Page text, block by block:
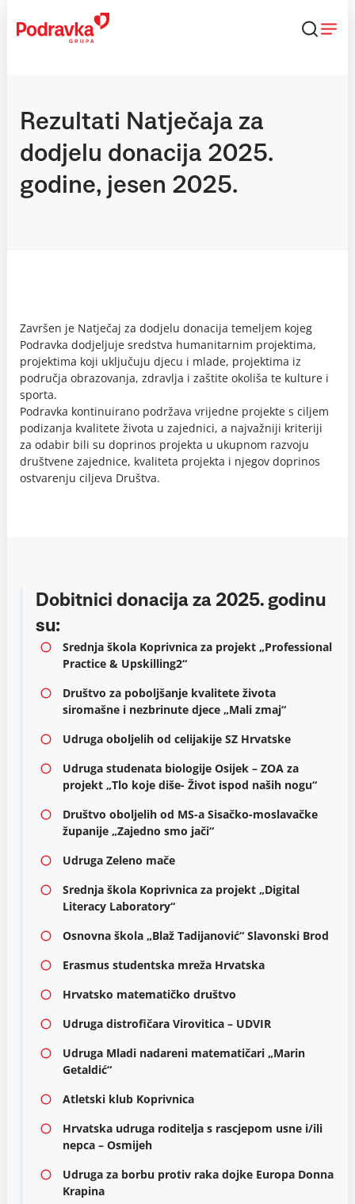
content
Rezultati Natječaja za
dodjelu donacija 2025.
godine, jesen 2025.
Završen je Natječaj za dodjelu donacija temeljem kojeg
Podravka dodjeljuje sredstva humanitarnim projektima,
projektima koji uključuju djecu i mlade, projektima iz
područja obrazovanja, zdravlja i zaštite okoliša te kulture i
sporta.
Podravka kontinuirano podržava vrijedne projekte s ciljem
podizanja kvalitete života u zajednici, a najvažniji kriteriji
za odabir bili su doprinos projekta u ukupnom razvoju
društvene zajednice, kvaliteta projekta i njegov doprinos
ostvarenju ciljeva Društva.
Dobitnici donacija za 2025. godinu
su:
Srednja škola Koprivnica za projekt „Professional
Practice & Upskilling2“
Društvo za poboljšanje kvalitete života
siromašne i nezbrinute djece „Mali zmaj“
Udruga oboljelih od celijakije SZ Hrvatske
Udruga studenata biologije Osijek – ZOA za
projekt „Tlo koje diše- Život ispod naših nogu“
Društvo oboljelih od MS-a Sisačko-moslavačke
županije „Zajedno smo jači“
Udruga Zeleno mače
Srednja škola Koprivnica za projekt „Digital
Literacy Laboratory“
Osnovna škola „Blaž Tadijanović“ Slavonski Brod
Erasmus studentska mreža Hrvatska
Hrvatsko matematičko društvo
Udruga distrofičara Virovitica – UDVIR
Udruga Mladi nadareni matematičari „Marin
Getaldić“
Atletski klub Koprivnica
Hrvatska udruga roditelja s rascjepom usne i/ili
nepca – Osmijeh
Udruga za borbu protiv raka dojke Europa Donna
Krapina